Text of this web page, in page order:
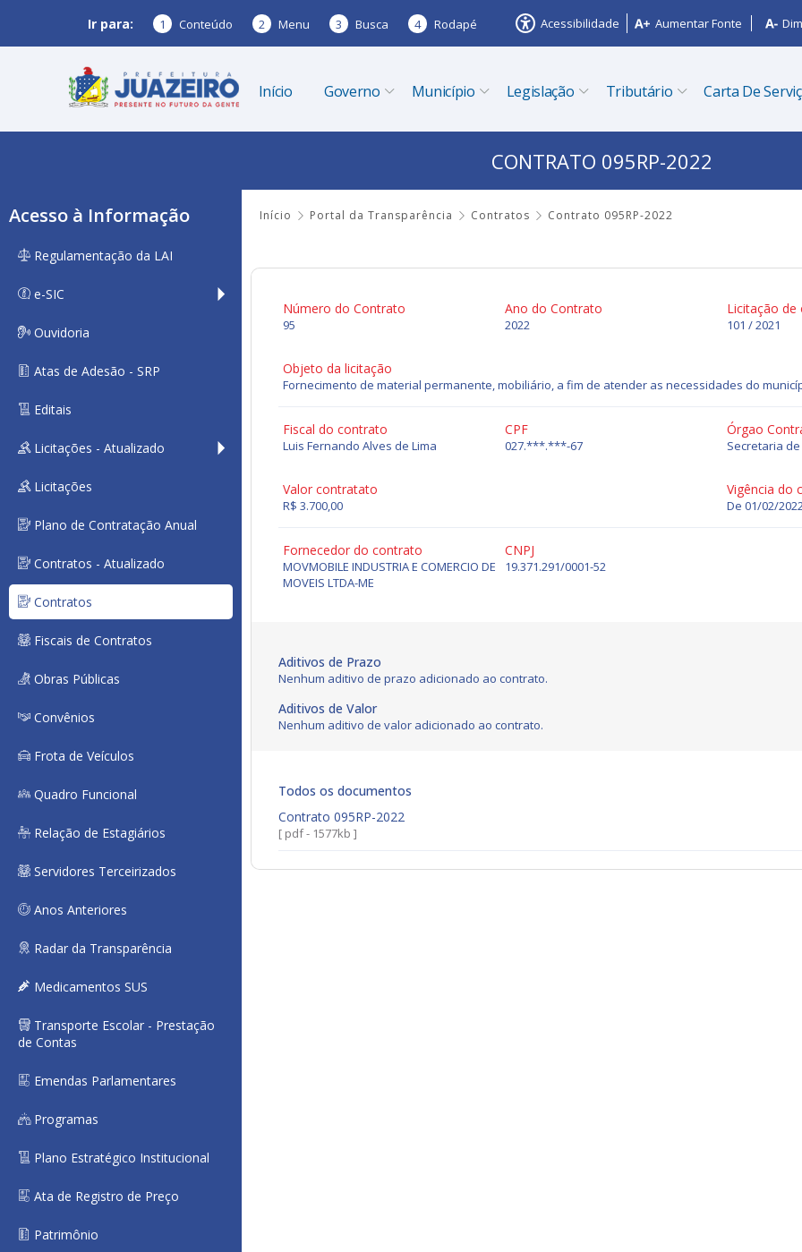
Ir para: 1 Conteúdo 2 Menu 3 Busca 4 Rodapé Acessibilidade Aumentar Fonte
Início Governo Município Legislação Tributário Carta De
CONTRATO 095RP-2022
Início Portal da Transparência Contratos Contrato 095RP-2022
Acesso à Informação
Regulamentação da LAI
e-SIC
Ouvidoria
Atas de Adesão - SRP
Editais
Licitações - Atualizado
Licitações
Plano de Contratação Anual
Contratos - Atualizado
Contratos
Fiscais de Contratos
Obras Públicas
Convênios
Frota de Veículos
Quadro Funcional
Relação de Estagiários
Servidores Terceirizados
Anos Anteriores
Radar da Transparência
Medicamentos SUS
Transporte Escolar - Prestação
de Contas
Emendas Parlamentares
Programas
Plano Estratégico Institucional
Ata de Registro de Preço
Patrimônio
Número do Contrato
95
Ano do Contrato
2022
Licitação de
101 / 2021
Objeto da licitação
Fornecimento de material permanente, mobiliário, a fim de atender as necessidades do
Fiscal do contrato
Luis Fernando Alves de Lima
CPF
027.***.***-67
Órgao
Secretaria de
Valor contratato
R$ 3.700,00
Vigência do
De 01/02/
Fornecedor do contrato
MOVMOBILE INDUSTRIA E COMERCIO DE
MOVEIS LTDA-ME
CNPJ
19.371.291/0001-52
Aditivos de Prazo
Nenhum aditivo de prazo adicionado ao contrato.
Aditivos de Valor
Nenhum aditivo de valor adicionado ao contrato.
Todos os documentos
Contrato 095RP-2022
[ pdf - 1577kb ]